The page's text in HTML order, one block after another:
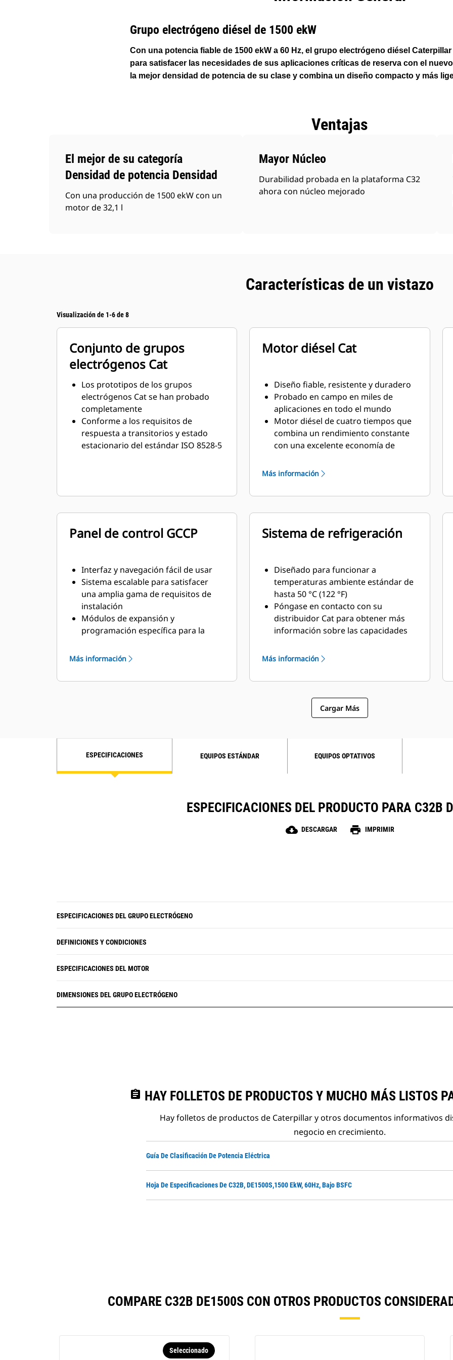
Grupo electrógeno diésel de 1500 ekW
Con una potencia fiable de 1500 ekW a 60 Hz, el grupo electrógeno diésel
para satisfacer las necesidades de sus aplicaciones críticas de reserva con el
la mejor densidad de potencia de su clase y combina un diseño compacto y más
Ventajas
El mejor de su categoría
Densidad de potencia Densidad
Con una producción de 1500 ekW con un
motor de 32,1 l
Mayor Núcleo
Durabilidad probada en la plataforma C32
ahora con núcleo mejorado
Características de un vistazo
Visualización de 1-6 de 8
Conjunto de grupos
electrógenos Cat
Los prototipos de los grupos
electrógenos Cat se han probado
completamente
Conforme a los requisitos de
respuesta a transitorios y estado
estacionario del estándar ISO 8528-5
Motor diésel Cat
Diseño fiable, resistente y duradero
Probado en campo en miles de
aplicaciones en todo el mundo
Motor diésel de cuatro tiempos que
combina un rendimiento constante
con una excelente economía de
Más información
Panel de control GCCP
Interfaz y navegación fácil de usar
Sistema escalable para satisfacer
una amplia gama de requisitos de
instalación
Módulos de expansión y
programación específica para la
concretos de los clientes
Más información
Sistema de refrigeración
Diseñado para funcionar a
temperaturas ambiente estándar de
hasta 50 °C (122 °F)
Póngase en contacto con su
distribuidor Cat para obtener más
información sobre las capacidades
Más información
Cargar Más
ESPECIFICACIONES EQUIPOS ESTÁNDAR EQUIPOS OPTATIVOS
ESPECIFICACIONES DEL PRODUCTO PARA C32B
cloud_download DESCARGAR print IMPRIMIR
ESPECIFICACIONES DEL GRUPO ELECTRÓGENO
DEFINICIONES Y CONDICIONES
ESPECIFICACIONES DEL MOTOR
DIMENSIONES DEL GRUPO ELECTRÓGENO
assignment HAY FOLLETOS DE PRODUCTOS Y MUCHO MÁS LISTOS
Hay folletos de productos de Caterpillar y otros documentos informativos
negocio en crecimiento.
Guía De Clasificación De Potencia Eléctrica
Hoja De Especificaciones De C32B, DE1500S,1500 EkW, 60Hz, Bajo BSFC
COMPARE C32B DE1500S CON OTROS PRODUCTOS
Seleccionado